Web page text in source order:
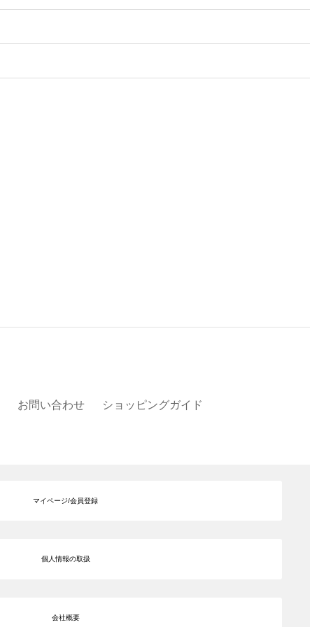
お問い合わせ ショッピングガイド
マイページ/会員登録
個人情報の取扱
会社概要